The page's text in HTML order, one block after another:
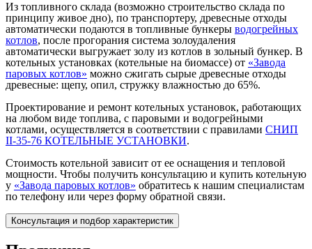
Из топливного склада (возможно строительство склада по
принципу живое дно), по транспортеру, древесные отходы
автоматически подаются в топливные бункеры водогрейных
котлов, после прогорания система золоудаления
автоматически выгружает золу из котлов в зольный бункер. В
котельных установках (котельные на биомассе) от «Завода
паровых котлов» можно сжигать сырые древесные отходы
древесные: щепу, опил, стружку влажностью до 65%.
Проектирование и ремонт котельных установок, работающих
на любом виде топлива, с паровыми и водогрейными
котлами, осуществляется в соответствии с правилами СНИП
II-35-76 КОТЕЛЬНЫЕ УСТАНОВКИ.
Стоимость котельной зависит от ее оснащения и тепловой
мощности. Чтобы получить консультацию и купить котельную
у «Завода паровых котлов» обратитесь к нашим специалистам
по телефону или через форму обратной связи.
Консультация и подбор характеристик